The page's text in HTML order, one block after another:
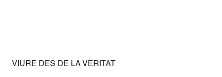
VIURE DES DE LA VERITAT